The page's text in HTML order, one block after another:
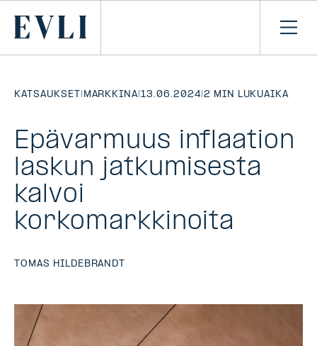
Primary
Avaa
KATSAUKSET | MARKKINA|13.06.2024|2 MIN LUKUAIKA
Epävarmuus inflaation
laskun jatkumisesta
kalvoi
korkomarkkinoita
TOMAS HILDEBRANDT